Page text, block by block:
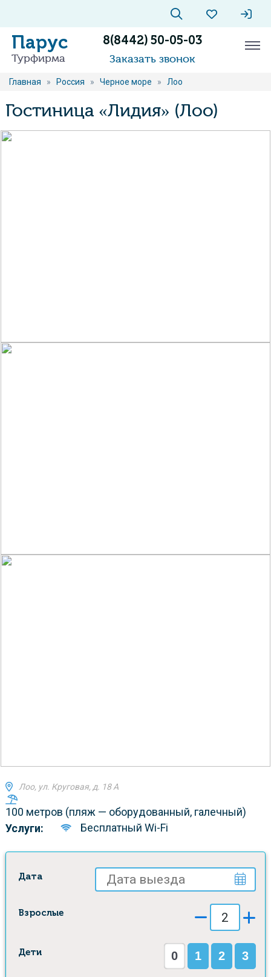
Парус
Турфирма
8(8442) 50-05-03
Заказать звонок
Главная » Россия » Черное море » Лоо
Гостиница «Лидия» (Лоо)
Лоо, ул. Круговая, д. 18 А
100 метров (пляж — оборудованный, галечный)
Услуги:
Бесплатный Wi-Fi
Дата
Взрослые
Дети 0 1 2 3